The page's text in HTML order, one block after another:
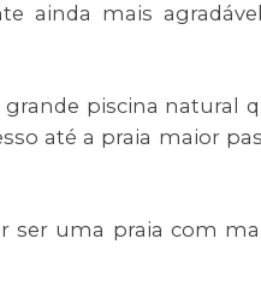
ainda mais
piscina natural
até a praia maior
ser uma praia com